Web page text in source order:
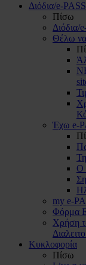
Διόδια/e-PASS
Πίσω
Διόδια/
Θέλω
Έχω e-
Ο
my e-
Φόρμα
Χρήση
Κυκλοφορία
Πίσω